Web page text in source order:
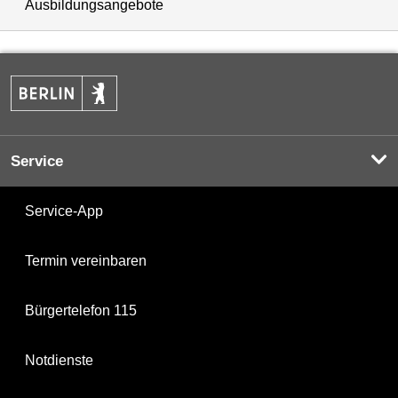
Ausbildungsangebote
Service
Service-App
Termin vereinbaren
Bürgertelefon 115
Notdienste